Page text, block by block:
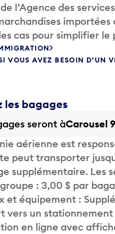
l’Agence des
cas pour simplifier le
VOUS AVEZ BESOIN D’UN
les bagages
seront àCarousel 9
aérienne est
peut transporter
supplémentaire. Les
: 3,00 $ par
et équipement :
vers un
en ligne avec